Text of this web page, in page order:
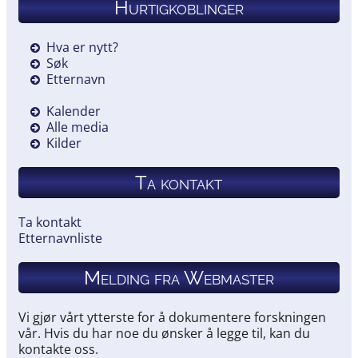
Hurtigkoblinger
Hva er nytt?
Søk
Etternavn
Kalender
Alle media
Kilder
Ta kontakt
Ta kontakt
Etternavnliste
Melding fra Webmaster
Vi gjør vårt ytterste for å dokumentere forskningen
vår. Hvis du har noe du ønsker å legge til, kan du
kontakte oss.